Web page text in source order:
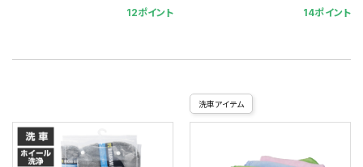
12ポイント 14ポイント
洗車アイテム